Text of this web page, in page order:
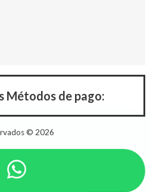
Métodos de pago:
© 2026